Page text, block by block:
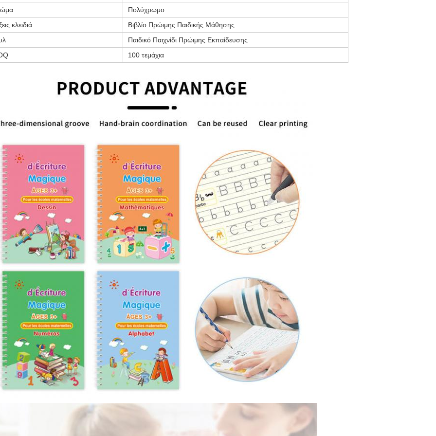
Πολύχρωμο
κλειδιά
Βιβλίο Πρώιμης Παιδικής Μάθησης
Παιδικό Παιχνίδι Πρώιμης Εκπαίδευσης
100 τεμάχια